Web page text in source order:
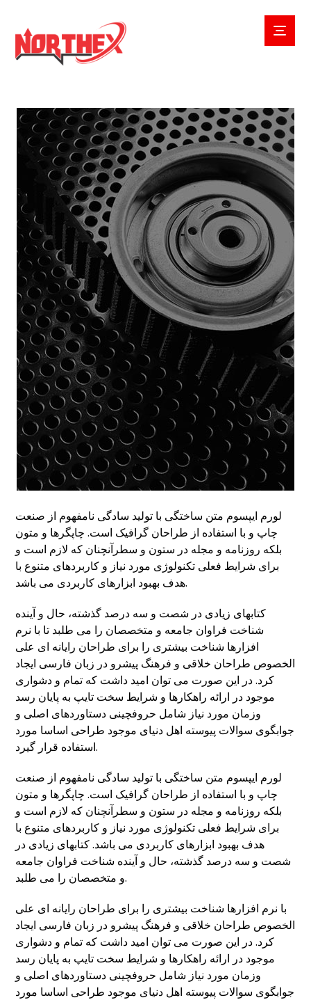
لورم ایپسوم متن ساختگی با تولید سادگی نامفهوم از صنعت
چاپ و با استفاده از طراحان گرافیک است. چاپگرها و متون
بلکه روزنامه و مجله در ستون و سطرآنچنان که لازم است و
برای شرایط فعلی تکنولوژی مورد نیاز و کاربردهای متنوع با
هدف بهبود ابزارهای کاربردی می باشد.
کتابهای زیادی در شصت و سه درصد گذشته، حال و آینده
شناخت فراوان جامعه و متخصصان را می طلبد تا با نرم
افزارها شناخت بیشتری را برای طراحان رایانه ای علی
الخصوص طراحان خلاقی و فرهنگ پیشرو در زبان فارسی ایجاد
کرد. در این صورت می توان امید داشت که تمام و دشواری
موجود در ارائه راهکارها و شرایط سخت تایپ به پایان رسد
وزمان مورد نیاز شامل حروفچینی دستاوردهای اصلی و
جوابگوی سوالات پیوسته اهل دنیای موجود طراحی اساسا مورد
استفاده قرار گیرد.
لورم ایپسوم متن ساختگی با تولید سادگی نامفهوم از صنعت
چاپ و با استفاده از طراحان گرافیک است. چاپگرها و متون
بلکه روزنامه و مجله در ستون و سطرآنچنان که لازم است و
برای شرایط فعلی تکنولوژی مورد نیاز و کاربردهای متنوع با
هدف بهبود ابزارهای کاربردی می باشد. کتابهای زیادی در
شصت و سه درصد گذشته، حال و آینده شناخت فراوان جامعه
و متخصصان را می طلبد.
با نرم افزارها شناخت بیشتری را برای طراحان رایانه ای علی
الخصوص طراحان خلاقی و فرهنگ پیشرو در زبان فارسی ایجاد
کرد. در این صورت می توان امید داشت که تمام و دشواری
موجود در ارائه راهکارها و شرایط سخت تایپ به پایان رسد
وزمان مورد نیاز شامل حروفچینی دستاوردهای اصلی و
جوابگوی سوالات پیوسته اهل دنیای موجود طراحی اساسا مورد